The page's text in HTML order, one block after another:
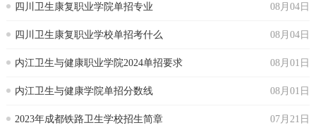
四川卫生康复职业学院单招专业 08月04日
四川卫生康复职业学校单招考什么 08月04日
内江卫生与健康职业学院2024单招要求 08月01日
内江卫生与健康学院单招分数线 08月01日
2023年成都铁路卫生学校招生简章 07月21日